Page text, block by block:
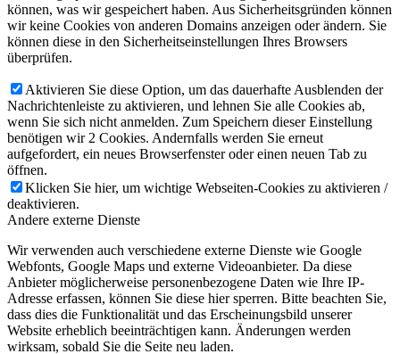
können, was wir gespeichert haben. Aus Sicherheitsgründen können
wir keine Cookies von anderen Domains anzeigen oder ändern. Sie
können diese in den Sicherheitseinstellungen Ihres Browsers
überprüfen.
Aktivieren Sie diese Option, um das dauerhafte Ausblenden der
Nachrichtenleiste zu aktivieren, und lehnen Sie alle Cookies ab,
wenn Sie sich nicht anmelden. Zum Speichern dieser Einstellung
benötigen wir 2 Cookies. Andernfalls werden Sie erneut
aufgefordert, ein neues Browserfenster oder einen neuen Tab zu
öffnen.
Klicken Sie hier, um wichtige Webseiten-Cookies zu aktivieren /
deaktivieren.
Andere externe Dienste
Wir verwenden auch verschiedene externe Dienste wie Google
Webfonts, Google Maps und externe Videoanbieter. Da diese
Anbieter möglicherweise personenbezogene Daten wie Ihre IP-
Adresse erfassen, können Sie diese hier sperren. Bitte beachten Sie,
dass dies die Funktionalität und das Erscheinungsbild unserer
Website erheblich beeinträchtigen kann. Änderungen werden
wirksam, sobald Sie die Seite neu laden.